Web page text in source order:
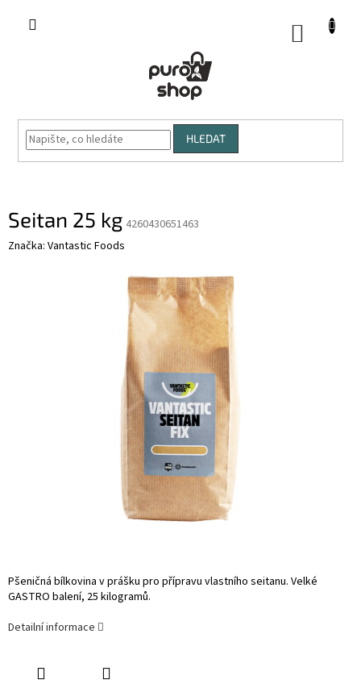
HLEDAT
Seitan 25 kg 4260430651463
Značka: Vantastic Foods
Pšeničná bílkovina v prášku pro přípravu vlastního seitanu. Velké
GASTRO balení, 25 kilogramů.
Detailní informace